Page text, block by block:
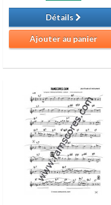
Détails
Ajouter au panier